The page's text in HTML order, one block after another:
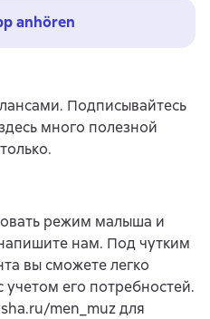
anhören
Подписывайтесь
много полезной
режим малыша и
нам. Под чутким
вы сможете легко
учетом его потребностей.
men_muz для